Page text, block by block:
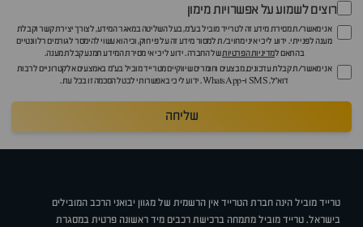
רוצים לשמוע על אפשרויות מימון
אני מאשר/ת מסירת מידע זה לטרייד מוביל בע"מ, בעל השליטה במאגר המידע, לצורך יצירת קשר וקבלת
מענה לפנייתי. ידוע לי כי איני מחויב/ת למסור מידע זה על פי חוק, וכי הוא עשוי להימסר לגורמים רלוונטיים
בהתאם למדיניות הפרטיותשל החברה. ידוע לי כי אי מסירת המידע תמנע קבלת מענה.
אני מאשר/ת קבלת עדכונים, מבצעים וחומרים שיווקיים מטרייד מוביל בע"מ באמצעים אלקטרוניים לרבות
דוא״ל, SMS ו-WhatsApp. ידוע לי כי באפשרותי לבטל הסכמה זו בכל עת.
שליחה
טרייד מוביל הינה חברת הטרייד אין הרשמית של מגוון יבואני הרכב המובילים
בישראל. טרייד מוביל מתמחה ברכישת רכבים מיד ראשונה פרטית במסגרת